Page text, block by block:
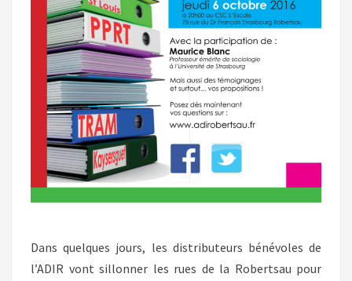
Dans quelques jours, les distributeurs bénévoles de
l’ADIR vont sillonner les rues de la Robertsau pour